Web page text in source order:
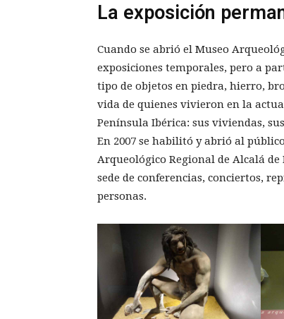
La exposición
Cuando se abrió el Museo
exposiciones temporales, pero a
tipo de objetos en piedra, hierro,
vida de quienes vivieron en la
Península Ibérica: sus viviendas,
En 2007 se habilitó y abrió al
Arqueológico Regional de Alcalá de
sede de conferencias, conciertos,
personas.